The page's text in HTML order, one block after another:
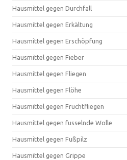
Hausmittel gegen Durchfall
Hausmittel gegen Erkältung
Hausmittel gegen Erschöpfung
Hausmittel gegen Fieber
Hausmittel gegen Fliegen
Hausmittel gegen Flöhe
Hausmittel gegen Fruchtfliegen
Hausmittel gegen fusselnde Wolle
Hausmittel gegen Fußpilz
Hausmittel gegen Grippe